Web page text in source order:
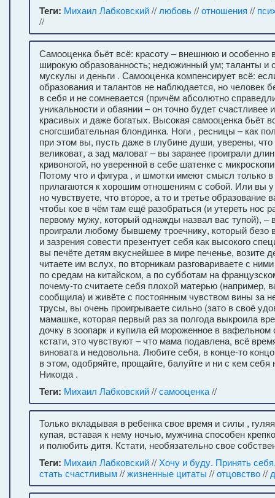
Теги: Михаил Лабковский// любовь//отношения //
//
Самооценка бьёт всё: красоту – внешнюю и особенно
широкую образованность; недюжинный ум; таланты и
мускулы и деньги . Самооценка компенсирует всё:
образования и талантов не наблюдается, но человек
в себя и не сомневается (причём абсолютно
уникальности и обаянии – он точно будет счастливее
красивых и даже богатых. Высокая самооценка бьёт
сногсшибательная блондинка. Ноги , ресницы – как
при этом вы, пусть даже в глубине души, уверены, что
великоват, а зад маловат – вы заранее проиграли
кривоногой, но уверенной в себе шатенке с
Потому что и фигура , и шмотки имеют смысл только
прилагаются к хорошим отношениям с собой. Или вы
но чувствуете, что второе, а то и третье образование
чтобы кое в чём там ещё разобраться (и утереть нос
первому мужу, который однажды назвал вас тупой), –
проиграли любому бывшему троечнику, который безо
и зазрения совести презентует себя как высокого
вы печёте детям вкуснейшее в мире печенье, возите
читаете им вслух, по вторникам разговариваете с
по средам на китайском, а по субботам на
почему-то считаете себя плохой матерью (например,
сообщила) и живёте с постоянным чувством вины за
трусы, вы очень проигрываете сильно (зато в своё
мамашке, которая первый раз за полгода выкроила
дочку в зоопарк и купила ей мороженное в вафельном
кстати, это чувствуют – что мама подавлена, всё
виновата и недовольна. Любите себя, в конце-то
в этом, одобряйте, прощайте, балуйте и ни с кем себя
Никогда .
Теги: Михаил Лабковский//самооценка//
Только вкладывая в ребенка свое время и силы ,
купая, вставая к нему ночью, мужчина способен
и полюбить дитя. Кстати, необязательно свое
Теги: Михаил Лабковский// Хочу и буду. Принять
стать счастливым//жизненные цитаты //отцовство//